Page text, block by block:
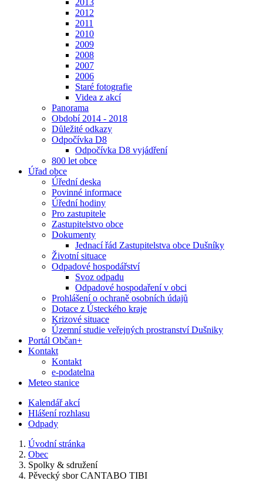
2013
2012
2011
2010
2009
2008
2007
2006
Staré fotografie
Videa z akcí
Panorama
Období 2014 - 2018
Důležité odkazy
Odpočívka D8
Odpočívka D8 vyjádření
800 let obce
Úřad obce
Úřední deska
Povinné informace
Úřední hodiny
Pro zastupitele
Zastupitelstvo obce
Dokumenty
Jednací řád Zastupitelstva obce Dušníky
Životní situace
Odpadové hospodářství
Svoz odpadu
Odpadové hospodaření v obci
Prohlášení o ochraně osobních údajů
Dotace z Ústeckého kraje
Krizové situace
Územní studie veřejných prostranství Dušniky
Portál Občan+
Kontakt
Kontakt
e-podatelna
Meteo stanice
Kalendář akcí
Hlášení rozhlasu
Odpady
Úvodní stránka
Obec
Spolky & sdružení
Pěvecký sbor CANTABO TIBI